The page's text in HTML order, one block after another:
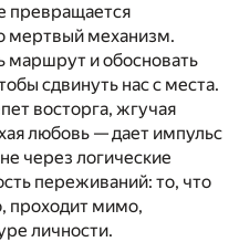
превращается
мертвый механизм.
маршрут и обосновать
сдвинуть нас с места.
восторга, жгучая
любовь — дает импульс
через логические
переживаний: то, что
проходит мимо,
личности.